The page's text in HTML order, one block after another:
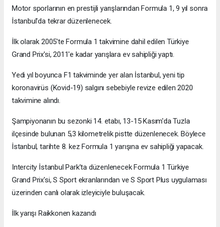
Motor sporlarının en prestijli yarışlarından Formula 1, 9 yıl sonra
İstanbul'da tekrar düzenlenecek.
İlk olarak 2005'te Formula 1 takvimine dahil edilen Türkiye
Grand Prix'si, 2011'e kadar yarışlara ev sahipliği yaptı.
Yedi yıl boyunca F1 takviminde yer alan İstanbul, yeni tip
koronavirüs (Kovid-19) salgını sebebiyle revize edilen 2020
takvimine alındı.
Şampiyonanın bu sezonki 14. etabı, 13-15 Kasım'da Tuzla
ilçesinde bulunan 5,3 kilometrelik pistte düzenlenecek. Böylece
İstanbul, tarihte 8. kez Formula 1 yarışına ev sahipliği yapacak.
Intercity İstanbul Park’ta düzenlenecek Formula 1 Türkiye
Grand Prix'si, S Sport ekranlarından ve S Sport Plus uygulaması
üzerinden canlı olarak izleyiciyle buluşacak.
İlk yarışı Raikkonen kazandı